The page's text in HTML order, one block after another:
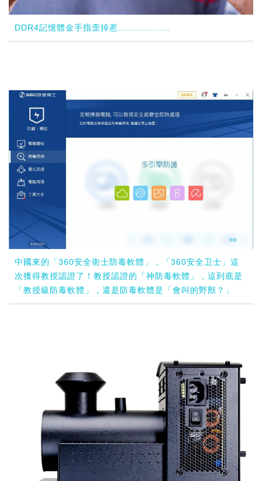
DDR4記憶體金手指歪掉惹..................
中國來的「360安全衛士防毒軟體」，「360安全卫士」這
次獲得教授認證了！教授認證的「神防毒軟體」，這到底是
「教授級防毒軟體」，還是防毒軟體是「會叫的野獸？」